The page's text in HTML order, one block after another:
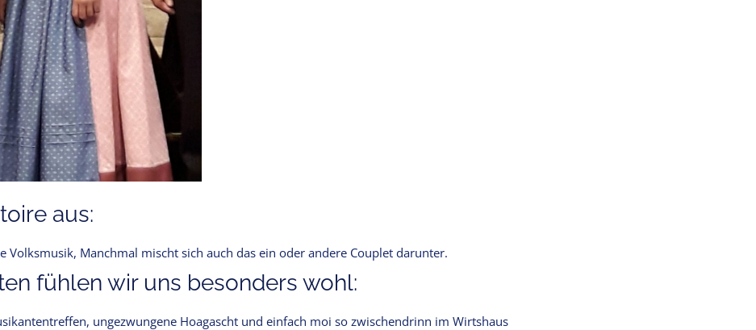
aus:
Volksmusik, Manchmal mischt sich auch das ein oder andere Couplet darunter.
fühlen wir uns besonders wohl:
ungezwungene Hoagascht und einfach moi so zwischendrinn im Wirtshaus